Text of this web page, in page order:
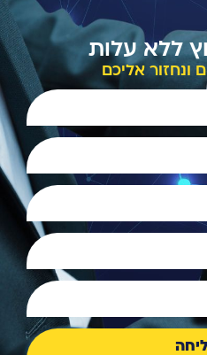
ללא עלות
ונחזור אליכם